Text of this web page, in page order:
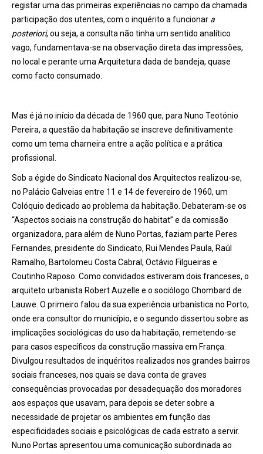
registar uma das primeiras experiências no campo da chamada
participação dos utentes, com o inquérito a funcionar a
posteriori, ou seja, a consulta não tinha um sentido analítico
vago, fundamentava-se na observação direta das impressões,
no local e perante uma Arquitetura dada de bandeja, quase
como facto consumado.
Mas é já no início da década de 1960 que, para Nuno Teotónio
Pereira, a questão da habitação se inscreve definitivamente
como um tema charneira entre a ação política e a prática
profissional.
Sob a égide do Sindicato Nacional dos Arquitectos realizou-se,
no Palácio Galveias entre 11 e 14 de fevereiro de 1960, um
Colóquio dedicado ao problema da habitação. Debateram-se os
“Aspectos sociais na construção do habitat” e da comissão
organizadora, para além de Nuno Portas, faziam parte Peres
Fernandes, presidente do Sindicato, Rui Mendes Paula, Raúl
Ramalho, Bartolomeu Costa Cabral, Octávio Filgueiras e
Coutinho Raposo. Como convidados estiveram dois franceses, o
arquiteto urbanista Robert Auzelle e o sociólogo Chombard de
Lauwe. O primeiro falou da sua experiência urbanística no Porto,
onde era consultor do município, e o segundo dissertou sobre as
implicações sociológicas do uso da habitação, remetendo-se
para casos específicos da construção massiva em França.
Divulgou resultados de inquéritos realizados nos grandes bairros
sociais franceses, nos quais se dava conta de graves
consequências provocadas por desadequação dos moradores
aos espaços que usavam, para depois se deter sobre a
necessidade de projetar os ambientes em função das
especificidades sociais e psicológicas de cada estrato a servir.
Nuno Portas apresentou uma comunicação subordinada ao